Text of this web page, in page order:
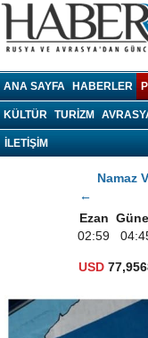
ANA SAYFA HABERLER
KÜLTÜR TURIZM
İLETİŞİM
Namaz
←
Ezan
02:59
USD